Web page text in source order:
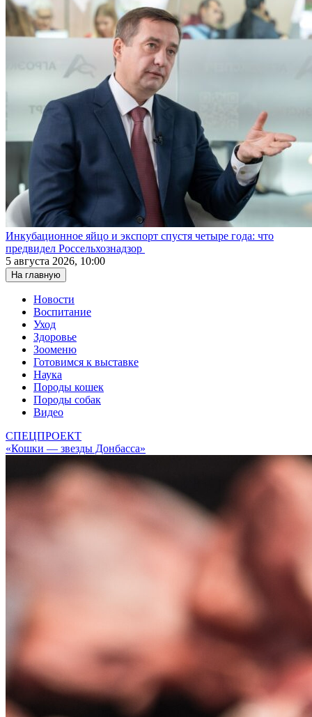
Инкубационное яйцо и экспорт спустя четыре года: что
предвидел Россельхознадзор
5 августа 2026, 10:00
На главную
Новости
Воспитание
Уход
Здоровье
Зооменю
Готовимся к выставке
Наука
Породы кошек
Породы собак
Видео
СПЕЦПРОЕКТ
«Кошки — звезды Донбасса»